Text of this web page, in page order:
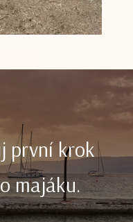
první krok
majáku.